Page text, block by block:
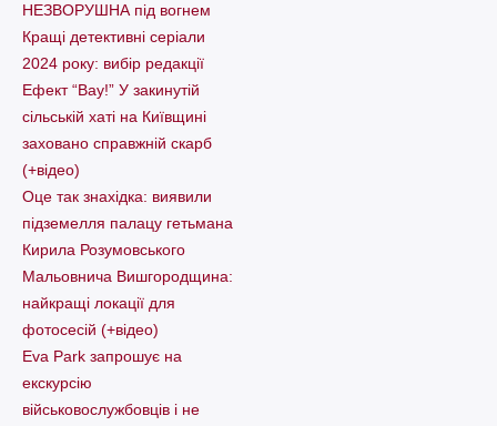
НЕЗВОРУШНА під вогнем
Кращі детективні серіали
2024 року: вибір редакції
Ефект “Вау!” У закинутій
сільській хаті на Київщині
заховано справжній скарб
(+відео)
Оце так знахідка: виявили
підземелля палацу гетьмана
Кирила Розумовського
Мальовнича Вишгородщина:
найкращі локації для
фотосесій (+відео)
Eva Park запрошує на
екскурсію
військовослужбовців і не